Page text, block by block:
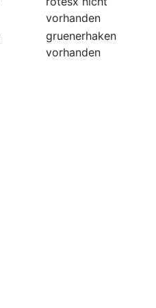
vorhanden
gruenerhaken
vorhanden